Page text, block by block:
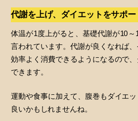
代謝を上げ、ダイエットをサポー
体温が1度上がると、基礎代謝が10～
言われています。代謝が良くなれば
効率よく消費できるようになるので
できます。
運動や食事に加えて、腹巻もダイエ
良いかもしれませんね。